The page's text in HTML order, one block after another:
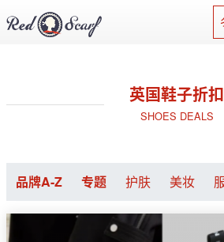
英国鞋子折扣
SHOES DEALS
品牌A-Z 专题 护肤 美妆